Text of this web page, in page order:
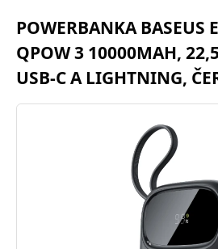
nacházíte:
POWERBANKA BASEUS
QPOW 3 10000MAH,
USB-C A LIGHTNING,